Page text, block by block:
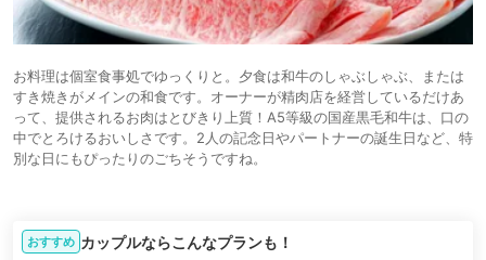
お料理は個室食事処でゆっくりと。夕食は和牛のしゃぶしゃぶ、または
すき焼きがメインの和食です。オーナーが精肉店を経営しているだけあ
って、提供されるお肉はとびきり上質！A5等級の国産黒毛和牛は、口の
中でとろけるおいしさです。2人の記念日やパートナーの誕生日など、特
別な日にもぴったりのごちそうですね。
おすすめ カップルならこんなプランも！